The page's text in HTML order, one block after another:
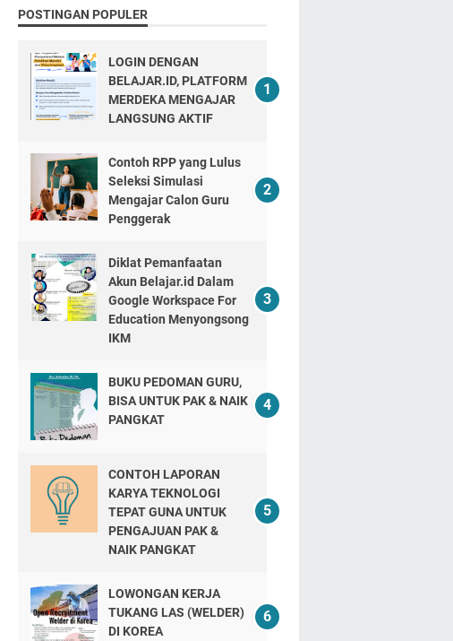
POSTINGAN POPULER
LOGIN DENGAN
BELAJAR.ID, PLATFORM
MERDEKA MENGAJAR
LANGSUNG AKTIF
Contoh RPP yang Lulus
Seleksi Simulasi
Mengajar Calon Guru
Penggerak
Diklat Pemanfaatan
Akun Belajar.id Dalam
Google Workspace For
Education Menyongsong
IKM
BUKU PEDOMAN GURU,
BISA UNTUK PAK & NAIK
PANGKAT
CONTOH LAPORAN
KARYA TEKNOLOGI
TEPAT GUNA UNTUK
PENGAJUAN PAK &
NAIK PANGKAT
LOWONGAN KERJA
TUKANG LAS (WELDER)
DI KOREA